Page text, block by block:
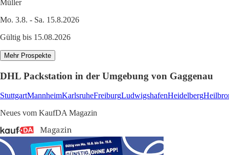
Müller
Mo. 3.8. - Sa. 15.8.2026
Gültig bis 15.08.2026
Mehr Prospekte
DHL Packstation in der Umgebung von Gaggenau
StuttgartMannheimKarlsruheFreiburgLudwigshafenHeidelberg
Neues vom KaufDA Magazin